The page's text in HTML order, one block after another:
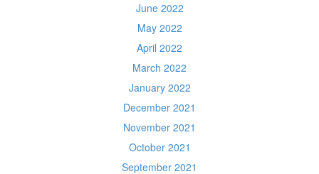
June 2022
May 2022
April 2022
March 2022
January 2022
December 2021
November 2021
October 2021
September 2021